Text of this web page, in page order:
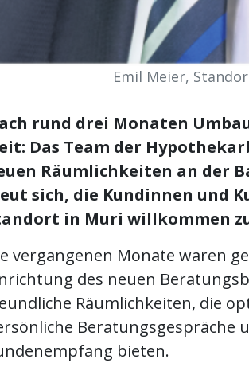
Emil Meier,
rund drei Monaten
Das Team der
Räumlichkeiten an der
sich, die Kundinnen und
in Muri willkommen
vergangenen Monate waren
des neuen
Räumlichkeiten, die
Beratungsgespräche
bieten.